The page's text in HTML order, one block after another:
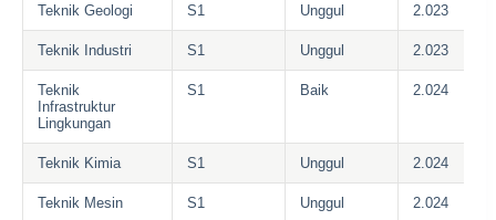
Teknik Geologi S1 Unggul 2.023
Teknik Industri S1 Unggul 2.023
Teknik
Infrastruktur
Lingkungan
S1 Baik 2.024
Teknik Kimia S1 Unggul 2.024
Teknik Mesin S1 Unggul 2.024